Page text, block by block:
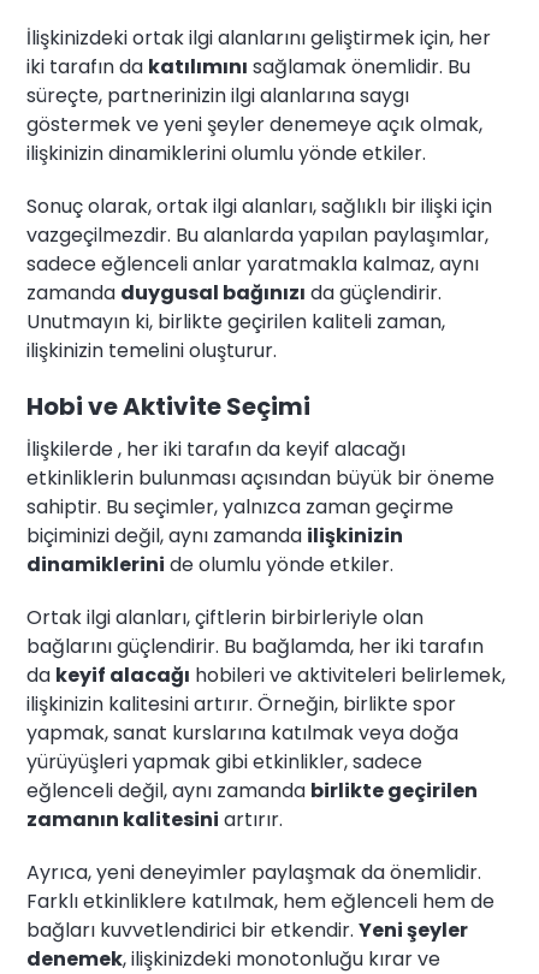
İlişkinizdeki ortak ilgi alanlarını geliştirmek için, her
iki tarafın da katılımını sağlamak önemlidir. Bu
süreçte, partnerinizin ilgi alanlarına saygı
göstermek ve yeni şeyler denemeye açık olmak,
ilişkinizin dinamiklerini olumlu yönde etkiler.
Sonuç olarak, ortak ilgi alanları, sağlıklı bir ilişki için
vazgeçilmezdir. Bu alanlarda yapılan paylaşımlar,
sadece eğlenceli anlar yaratmakla kalmaz, aynı
zamanda duygusal bağınızı da güçlendirir.
Unutmayın ki, birlikte geçirilen kaliteli zaman,
ilişkinizin temelini oluşturur.
Hobi ve Aktivite Seçimi
İlişkilerde , her iki tarafın da keyif alacağı
etkinliklerin bulunması açısından büyük bir öneme
sahiptir. Bu seçimler, yalnızca zaman geçirme
biçiminizi değil, aynı zamanda ilişkinizin
dinamiklerini de olumlu yönde etkiler.
Ortak ilgi alanları, çiftlerin birbirleriyle olan
bağlarını güçlendirir. Bu bağlamda, her iki tarafın
da keyif alacağı hobileri ve aktiviteleri belirlemek,
ilişkinizin kalitesini artırır. Örneğin, birlikte spor
yapmak, sanat kurslarına katılmak veya doğa
yürüyüşleri yapmak gibi etkinlikler, sadece
eğlenceli değil, aynı zamanda birlikte geçirilen
zamanın kalitesini artırır.
Ayrıca, yeni deneyimler paylaşmak da önemlidir.
Farklı etkinliklere katılmak, hem eğlenceli hem de
bağları kuvvetlendirici bir etkendir.Yeni şeyler
denemek, ilişkinizdeki monotonluğu kırar ve